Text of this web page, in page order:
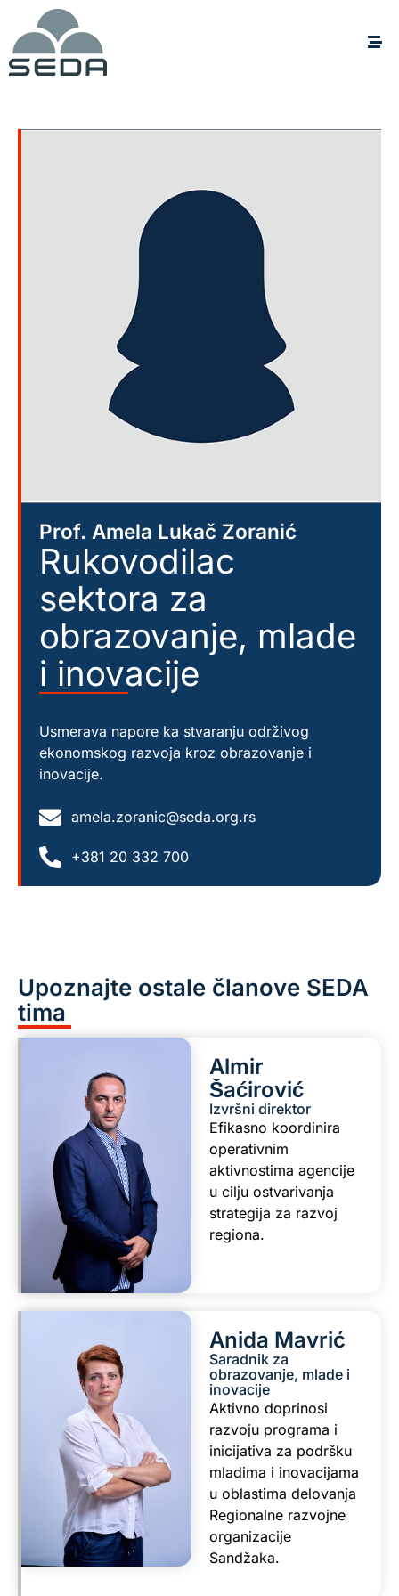
Prof. Amela Lukač Zoranić
Rukovodilac
sektora za
obrazovanje, mlade
i inovacije
Usmerava napore ka stvaranju održivog
ekonomskog razvoja kroz obrazovanje i
inovacije.
amela.zoranic@seda.org.rs
+381 20 332 700
Upoznajte ostale članove SEDA
tima
Almir
Šaćirović
Izvršni direktor
Efikasno koordinira
operativnim
aktivnostima agencije
u cilju ostvarivanja
strategija za razvoj
regiona.
Anida Mavrić
Saradnik za
obrazovanje, mlade i
inovacije
Aktivno doprinosi
razvoju programa i
inicijativa za podršku
mladima i inovacijama
u oblastima delovanja
Regionalne razvojne
organizacije
Sandžaka.